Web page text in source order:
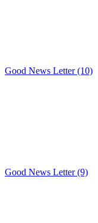
Good News Letter (10)
Good News Letter (9)